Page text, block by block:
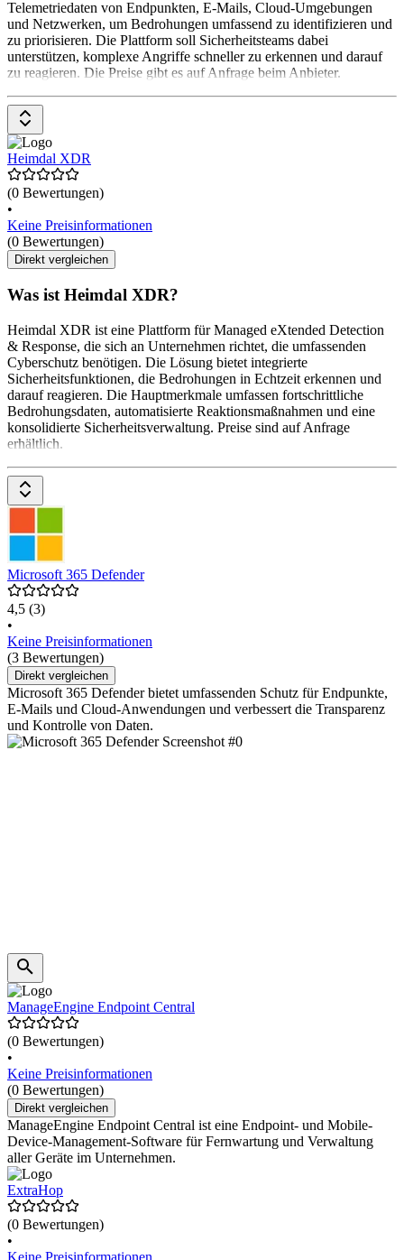
Telemetriedaten von Endpunkten, E-Mails, Cloud-Umgebungen
und Netzwerken, um Bedrohungen umfassend zu identifizieren und
zu priorisieren. Die Plattform soll Sicherheitsteams dabei
unterstützen, komplexe Angriffe schneller zu erkennen und darauf
zu reagieren. Die Preise gibt es auf Anfrage beim Anbieter.
Heimdal XDR
(0 Bewertungen)
•
Keine Preisinformationen
(0 Bewertungen)
Direkt vergleichen
Was ist Heimdal XDR?
Heimdal XDR ist eine Plattform für Managed eXtended Detection
& Response, die sich an Unternehmen richtet, die umfassenden
Cyberschutz benötigen. Die Lösung bietet integrierte
Sicherheitsfunktionen, die Bedrohungen in Echtzeit erkennen und
darauf reagieren. Die Hauptmerkmale umfassen fortschrittliche
Bedrohungsdaten, automatisierte Reaktionsmaßnahmen und eine
konsolidierte Sicherheitsverwaltung. Preise sind auf Anfrage
erhältlich.
Microsoft 365 Defender
4,5 (3)
•
Keine Preisinformationen
(3 Bewertungen)
Direkt vergleichen
Microsoft 365 Defender bietet umfassenden Schutz für Endpunkte,
E-Mails und Cloud-Anwendungen und verbessert die Transparenz
und Kontrolle von Daten.
ManageEngine Endpoint Central
(0 Bewertungen)
•
Keine Preisinformationen
(0 Bewertungen)
Direkt vergleichen
ManageEngine Endpoint Central ist eine Endpoint- und Mobile-
Device-Management-Software für Fernwartung und Verwaltung
aller Geräte im Unternehmen.
ExtraHop
(0 Bewertungen)
•
Keine Preisinformationen